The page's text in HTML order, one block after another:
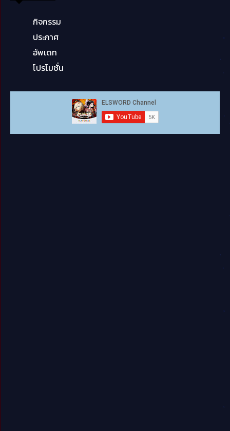
กิจกรรม
ประกาศ
อัพเดท
โปรโมชั่น